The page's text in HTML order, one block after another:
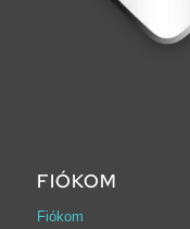
FIÓKOM
Fiókom